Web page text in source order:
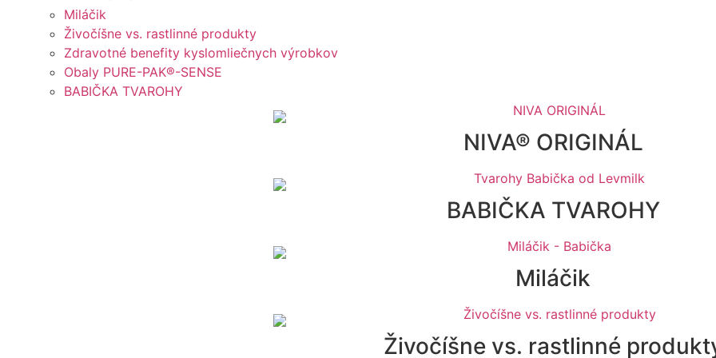
Miláčik
Živočíšne vs. rastlinné produkty
Zdravotné benefity kyslomliečnych výrobkov
Obaly PURE-PAK®-SENSE
BABIČKA TVAROHY
NIVA® ORIGINÁL
BABIČKA TVAROHY
Miláčik
Živočíšne vs. rastlinné